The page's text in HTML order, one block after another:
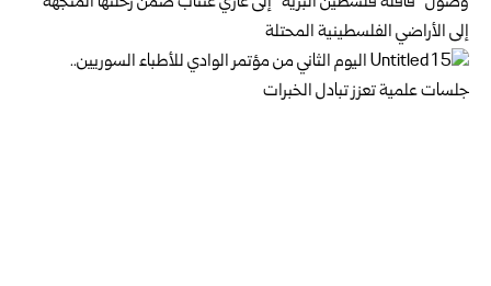
إلى الأراضي الفلسطينية المحتلة